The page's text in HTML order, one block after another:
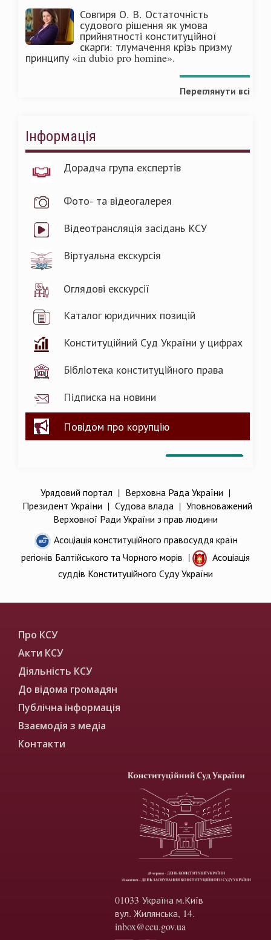
Совгиря О. В. Остаточність
судового рішення як умова
прийнятності конституційної
скарги: тлумачення крізь призму
принципу «in dubio pro homine».
Переглянути всі
Інформація
Дорадча група експертів
Фото- та відеогалерея
Відеотрансляція засідань КСУ
Віртуальна екскурсія
Оглядові екскурсії
Каталог юридичних позицій
Конституційний Суд України у цифрах
Бібліотека конституційного права
Підписка на новини
Повідом про корупцію
Урядовий портал | Верховна Рада України |
Президент України | Судова влада| Уповноважений
Верховної Ради України з прав людини
Асоціація конституційного правосуддя країн
регіонів Балтійського та Чорного морів |
Асоціація
суддів Конституційного Суду України
Про КСУ
Акти КСУ
Діяльність КСУ
До відома громадян
Публічна інформація
Взаємодія з медіа
Контакти
01033 Україна м.Київ
вул. Жилянська, 14.
inbox@ccu.gov.ua